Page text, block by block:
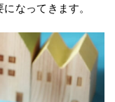
なってきます。